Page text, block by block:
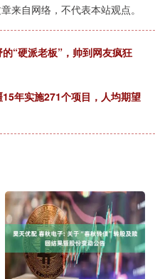
来自网络，不代表本站观点。
“硬派老板”，帅到网友疯狂
年实施271个项目，人均期望